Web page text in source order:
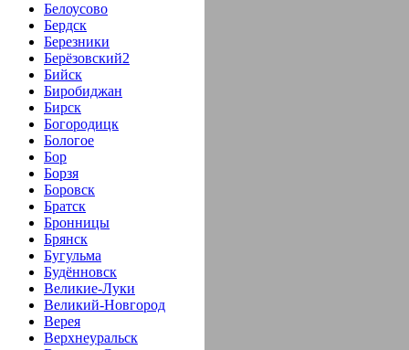
Белоусово
Бердск
Березники
Берёзовский2
Бийск
Биробиджан
Бирск
Богородицк
Бологое
Бор
Борзя
Боровск
Братск
Бронницы
Брянск
Бугульма
Будённовск
Великие-Луки
Великий-Новгород
Верея
Верхнеуральск